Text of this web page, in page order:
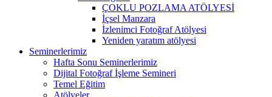
ÇOKLU POZLAMA ATÖLYESİ
İçsel Manzara
İzlenimci Fotoğraf Atölyesi
Yeniden yaratım atölyesi
Seminerlerimiz
Hafta Sonu Seminerlerimiz
Dijital Fotoğraf İşleme Semineri
Temel Eğitim
Atölyeler